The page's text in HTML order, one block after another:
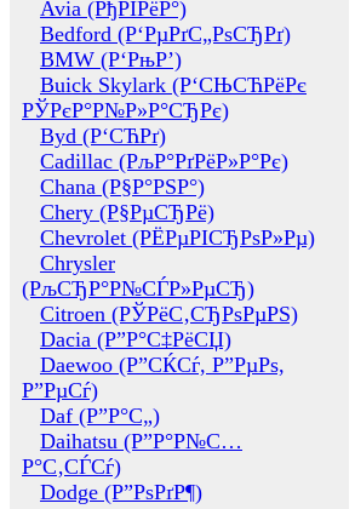
Avia (РђРІРёР°)
Bedford (Р‘РµРґС„РѕСЂРґ)
BMW (Р‘РњР’)
Buick Skylark (Р‘СЊСЋРёРє
РЎРєР°Р№Р»Р°СЂРє)
Byd (Р‘СЋРґ)
Cadillac (РљР°РґРёР»Р°Рє)
Chana (Р§Р°РЅР°)
Chery (Р§РµСЂРё)
Chevrolet (РЁРµРІСЂРѕР»Рµ)
Chrysler
(РљСЂР°Р№СЃР»РµСЂ)
Citroen (РЎРёС‚СЂРѕРµРЅ)
Dacia (Р”Р°С‡РёСЏ)
Daewoo (Р”СЌСѓ, Р”РµРѕ,
Р”РµСѓ)
Daf (Р”Р°С„)
Daihatsu (Р”Р°Р№С…
Р°С‚СЃСѓ)
Dodge (Р”РѕРґР¶)